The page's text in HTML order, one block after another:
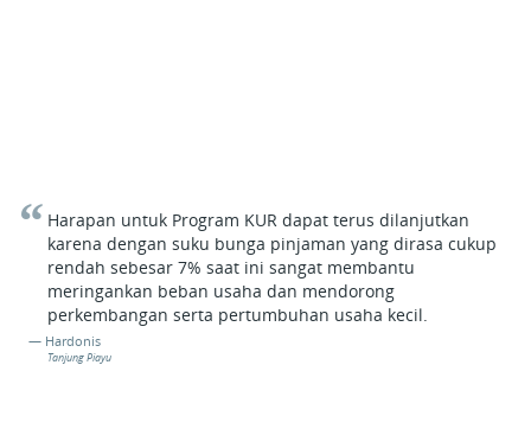
Harapan untuk Program KUR dapat terus dilanjutkan
karena dengan suku bunga pinjaman yang dirasa cukup
rendah sebesar 7% saat ini sangat membantu
meringankan beban usaha dan mendorong
perkembangan serta pertumbuhan usaha kecil.
Hardonis
Tanjung Piayu